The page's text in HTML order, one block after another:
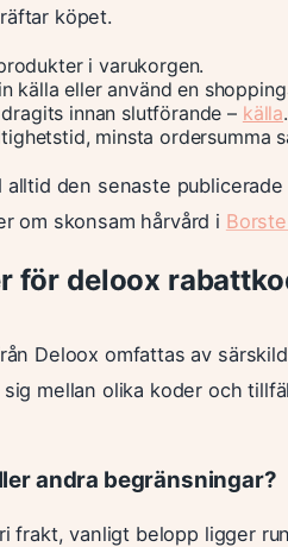
köpet.
i varukorgen.
källa eller använd en
innan slutförande – källa.
minsta ordersumma
alltid den senaste
om skonsam hårvård i
för deloox
Deloox omfattas av
mellan olika koder och
andra begränsningar?
frakt, vanligt belopp ligger